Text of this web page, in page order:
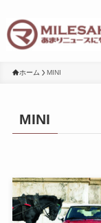
ホーム MINI
MINI